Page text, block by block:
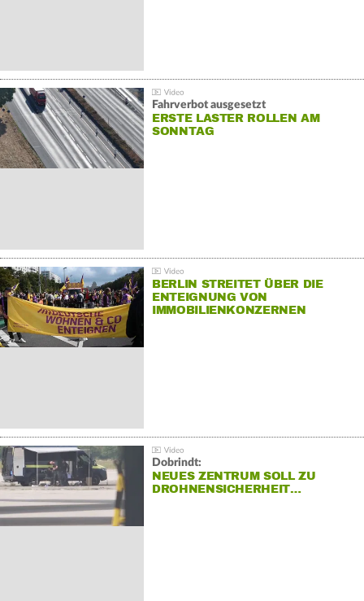
Fahrverbot ausgesetzt
ERSTE LASTER ROLLEN AM
SONNTAG
BERLIN STREITET ÜBER DIE
ENTEIGNUNG VON
IMMOBILIENKONZERNEN
Dobrindt:
NEUES ZENTRUM SOLL ZU
DROHNENSICHERHEIT…